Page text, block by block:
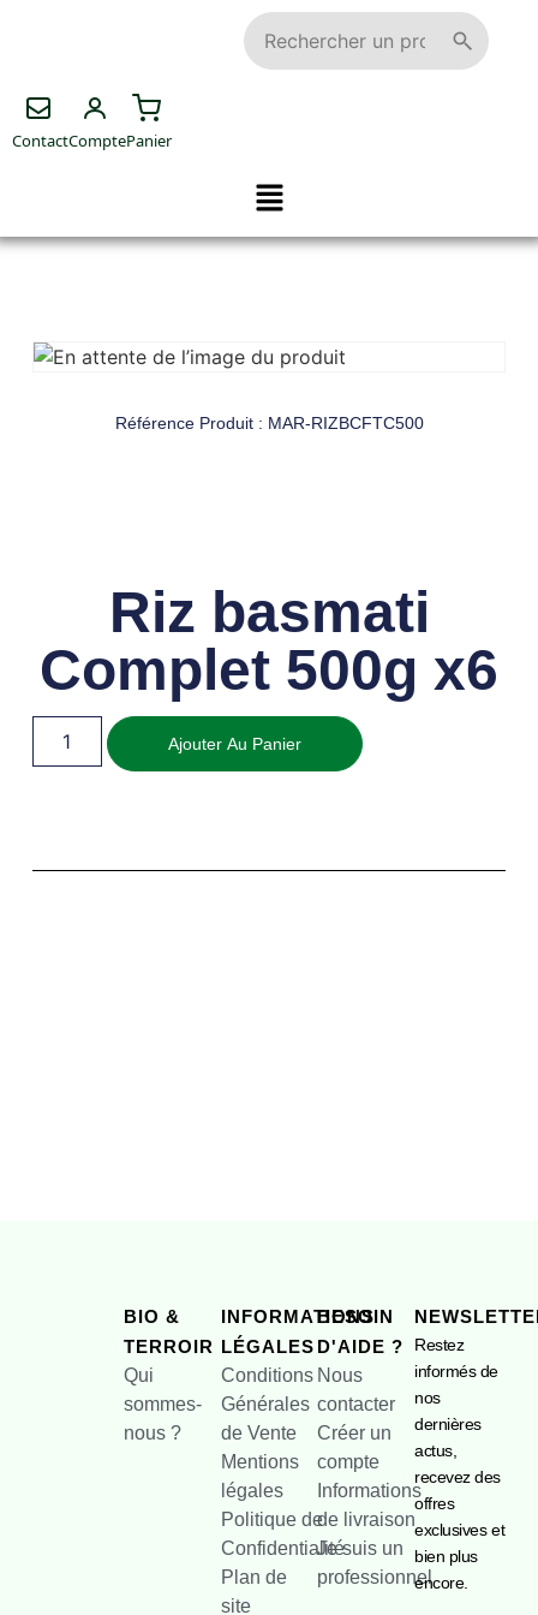
ContactComptePanier
Référence Produit : MAR-RIZBCFTC500
Riz basmati
Complet 500g x6
Ajouter Au Panier
BIO &
TERROIR
Qui
sommes-
nous ?
INFORMATIONS
LÉGALES
Conditions
Générales
de Vente
Mentions
légales
Politique de
Confidentialité
Plan de
site
BESOIN
D'AIDE ?
Nous
contacter
Créer un
compte
Informations
de livraison
Je suis un
professionnel
Restez
informés de
nos
dernières
actus,
recevez des
offres
exclusives et
bien plus
encore.